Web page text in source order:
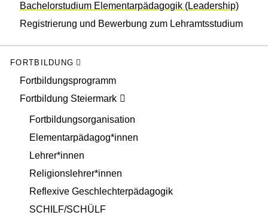
Bachelorstudium Elementarpädagogik (Leadership)
Registrierung und Bewerbung zum Lehramtsstudium
FORTBILDUNG
Fortbildungsprogramm
Fortbildung Steiermark
Fortbildungsorganisation
Elementarpädagog*innen
Lehrer*innen
Religionslehrer*innen
Reflexive Geschlechterpädagogik
SCHILF/SCHÜLF